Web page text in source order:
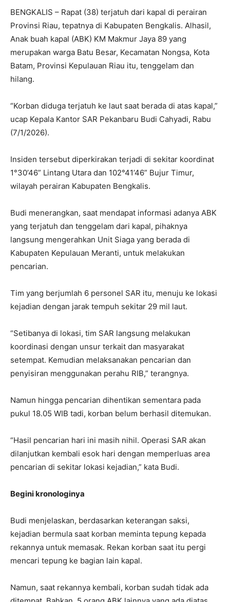
BENGKALIS – Rapat (38) terjatuh dari kapal di perairan
Provinsi Riau, tepatnya di Kabupaten Bengkalis. Alhasil,
Anak buah kapal (ABK) KM Makmur Jaya 89 yang
merupakan warga Batu Besar, Kecamatan Nongsa, Kota
Batam, Provinsi Kepulauan Riau itu, tenggelam dan
hilang.
“Korban diduga terjatuh ke laut saat berada di atas kapal,”
ucap Kepala Kantor SAR Pekanbaru Budi Cahyadi, Rabu
(7/1/2026).
Insiden tersebut diperkirakan terjadi di sekitar koordinat
1°30’46” Lintang Utara dan 102°41’46” Bujur Timur,
wilayah perairan Kabupaten Bengkalis.
Budi menerangkan, saat mendapat informasi adanya ABK
yang terjatuh dan tenggelam dari kapal, pihaknya
langsung mengerahkan Unit Siaga yang berada di
Kabupaten Kepulauan Meranti, untuk melakukan
pencarian.
Tim yang berjumlah 6 personel SAR itu, menuju ke lokasi
kejadian dengan jarak tempuh sekitar 29 mil laut.
“Setibanya di lokasi, tim SAR langsung melakukan
koordinasi dengan unsur terkait dan masyarakat
setempat. Kemudian melaksanakan pencarian dan
penyisiran menggunakan perahu RIB,” terangnya.
Namun hingga pencarian dihentikan sementara pada
pukul 18.05 WIB tadi, korban belum berhasil ditemukan.
“Hasil pencarian hari ini masih nihil. Operasi SAR akan
dilanjutkan kembali esok hari dengan memperluas area
pencarian di sekitar lokasi kejadian,” kata Budi.
Begini kronologinya
Budi menjelaskan, berdasarkan keterangan saksi,
kejadian bermula saat korban meminta tepung kepada
rekannya untuk memasak. Rekan korban saat itu pergi
mencari tepung ke bagian lain kapal.
Namun, saat rekannya kembali, korban sudah tidak ada